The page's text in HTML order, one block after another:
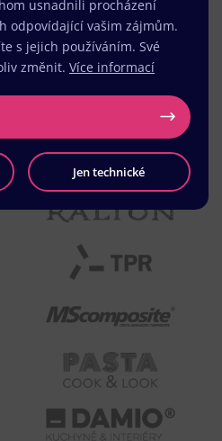
usnadnili procházení
odpovídající vašim zájmům.
s jejich používáním. Své
změnit. Více informací
Jen technické